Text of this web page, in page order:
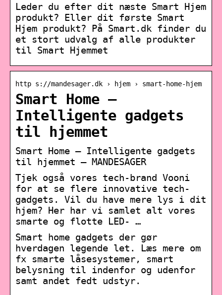
Leder du efter dit næste Smart Hjem
produkt? Eller dit første Smart
Hjem produkt? På Smart.dk finder du
et stort udvalg af alle produkter
til Smart Hjemmet
http s://mandesager.dk › hjem › smart-home-hjem
Smart Home –
Intelligente gadgets
til hjemmet
Smart Home – Intelligente gadgets
til hjemmet – MANDESAGER
Tjek også vores tech-brand Vooni
for at se flere innovative tech-
gadgets. Vil du have mere lys i dit
hjem? Her har vi samlet alt vores
smarte og flotte LED- …
Smart home gadgets der gør
hverdagen legende let. Læs mere om
fx smarte låsesystemer, smart
belysning til indenfor og udenfor
samt andet fedt udstyr.